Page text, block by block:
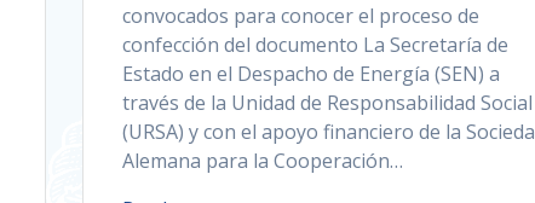
convocados para conocer el proceso de
confección del documento La Secretaría de
Estado en el Despacho de Energía (SEN) a
través de la Unidad de Responsabilidad Social
(URSA) y con el apoyo financiero de la
Alemana para la Cooperación…